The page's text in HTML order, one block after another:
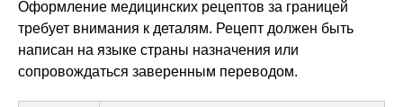
Оформление медицинских рецептов за границей
требует внимания к деталям. Рецепт должен быть
написан на языке страны назначения или
сопровождаться заверенным переводом.